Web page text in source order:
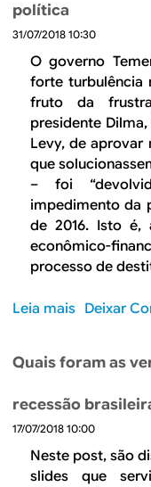
r
s
i
l
n
a
p
u
p
a
n
o
é
i
c
e
n
t
r
e
e
c
n
o
m
i
é
t
i
a
o
r
q
u
e
d
e
e
h
a
v
u
t
e
e
m
política
31/07/2018 10:30
O governo
forte turbulência
fruto da
presidente
Levy, de aprovar
que
– foi
impedimento da
de 2016. Isto é,
econômico-
processo de
Leia mais
r
F
i
m
d
Deixar
Quais foram as
recessão
17/07/2018 10:00
Neste post, são
slides que